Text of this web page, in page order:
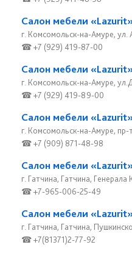
Салон мебели
г. Комсомольск-на-Амуре, ул.
☎ +7 (929) 419-87-00
Салон мебели
г. Комсомольск-на-Амуре,
☎ +7 (929) 419-89-00
Салон мебели
г. Комсомольск-на-Амуре,
☎ +7 (909) 871-48-98
Салон мебели
г. Гатчина, Гатчина, Генерала
☎ +7-965-006-25-49
Салон мебели
г. Гатчина, Гатчина,
☎ +7(81371)2-77-92